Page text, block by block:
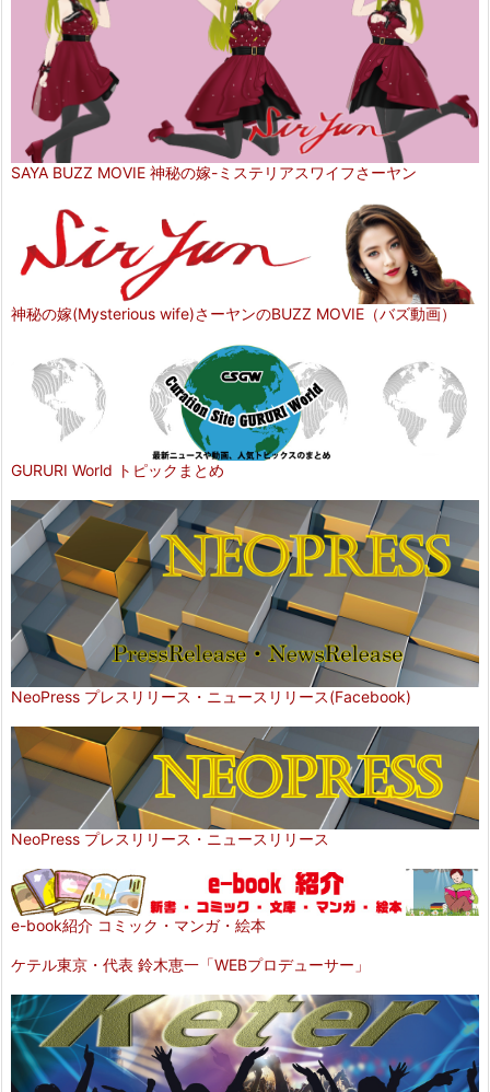
SAYA BUZZ MOVIE 神秘の嫁-ミステリアスワイフさーヤン
神秘の嫁(Mysterious wife)さーヤンのBUZZ MOVIE（バズ動画）
GURURI World トピックまとめ
NeoPress プレスリリース・ニュースリリース(Facebook)
NeoPress プレスリリース・ニュースリリース
e-book紹介 コミック・マンガ・絵本
ケテル東京・代表 鈴木恵一「WEBプロデューサー」